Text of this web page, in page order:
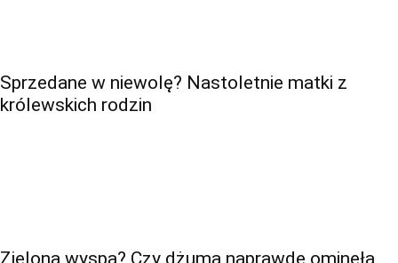
Sprzedane w niewolę? Nastoletnie matki z
królewskich rodzin
Zielona wyspa? Czy dżuma naprawdę ominęła